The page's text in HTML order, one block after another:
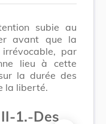
subie au
avant que la
par
lieu à cette
la durée des
la liberté.
1.-Des